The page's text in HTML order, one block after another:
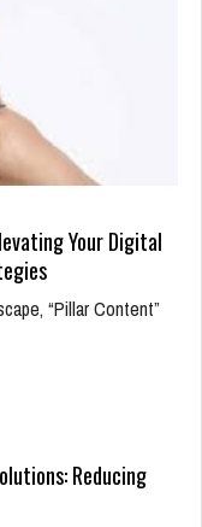
Your Digital
“Pillar Content”
Reducing